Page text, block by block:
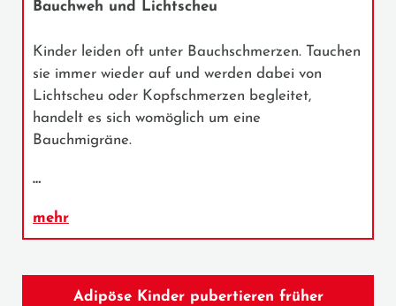
Bauchweh und Lichtscheu
Kinder leiden oft unter Bauchschmerzen. Tauchen
sie immer wieder auf und werden dabei von
Lichtscheu oder Kopfschmerzen begleitet,
handelt es sich womöglich um eine
Bauchmigräne.
…
mehr
Adipöse Kinder pubertieren früher